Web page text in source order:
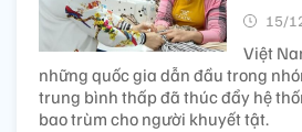
15/
Việt
những quốc gia dẫn đầu trong
trung bình thấp đã thúc đẩy hệ
bao trùm cho người khuyết tật.